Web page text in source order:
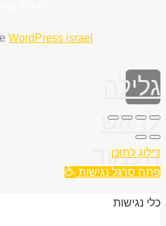
WeWordPress israel בניית אתרים
לתוכן
סרגל נגישות
נגישות